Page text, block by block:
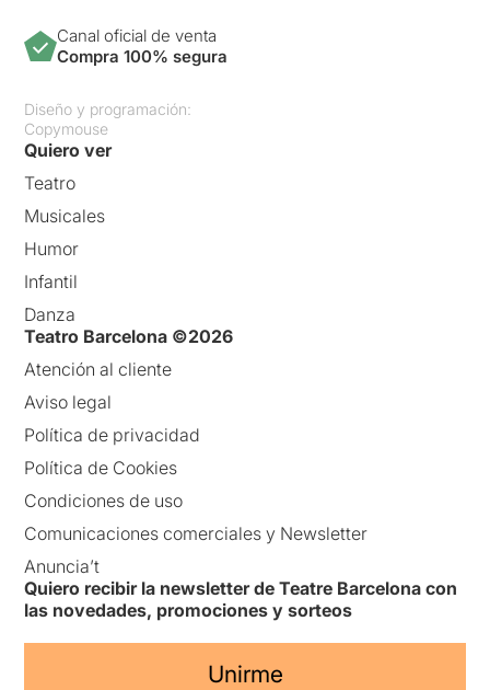
Canal oficial de venta
Compra 100% segura
Diseño y programación:
Copymouse
Quiero ver
Teatro
Musicales
Humor
Infantil
Danza
Teatro Barcelona ©2026
Atención al cliente
Aviso legal
Política de privacidad
Política de Cookies
Condiciones de uso
Comunicaciones comerciales y Newsletter
Anuncia’t
Quiero recibir la newsletter de Teatre Barcelona con
las novedades, promociones y sorteos
Unirme